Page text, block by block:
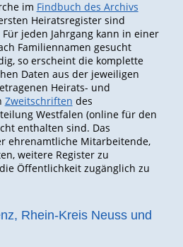
im Findbuch des Archivs
Heiratsregister sind
jeden Jahrgang kann in einer
Familiennamen gesucht
so erscheint die komplette
Daten aus der jeweiligen
Heirats- und
Zweitschriften des
Westfalen (online für den
enthalten sind. Das
ehrenamtliche Mitarbeitende,
weitere Register zu
Öffentlichkeit zugänglich zu
Rhein-Kreis Neuss und